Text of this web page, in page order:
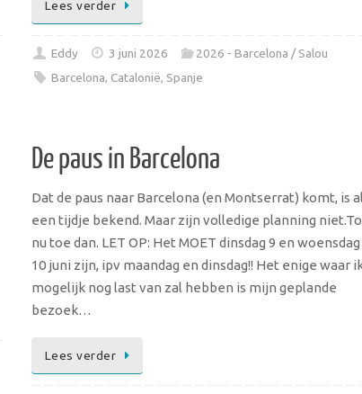
Lees verder
Eddy 3 juni 2026
2026 - Barcelona / Salou
Barcelona, Catalonië, Spanje
De paus in Barcelona
Dat de paus naar Barcelona (en Montserrat) komt, is
een tijdje bekend. Maar zijn volledige planning
nu toe dan. LET OP: Het MOET dinsdag 9 en woensdag
10 juni zijn, ipv maandag en dinsdag!! Het enige waar
mogelijk nog last van zal hebben is mijn geplande
bezoek…
Lees verder